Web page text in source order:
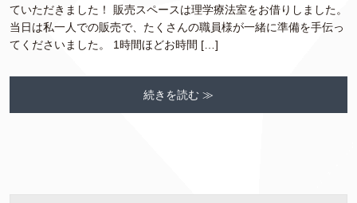
ていただきました！ 販売スペースは理学療法室をお借りしました。
当日は私一人での販売で、たくさんの職員様が一緒に準備を手伝っ
てくださいました。 1時間ほどお時間 […]
続きを読む ≫